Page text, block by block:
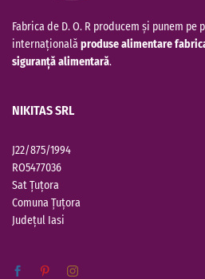
Fabrica de D. O. R producem și punem
internaționalăproduse alimentare
siguranță alimentară.
NIKITAS SRL
J22/875/1994
RO5477036
Sat Țuțora
Comuna Țuțora
Județul Iasi